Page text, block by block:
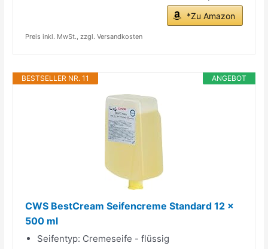
*Zu Amazon
Preis inkl. MwSt., zzgl. Versandkosten
ANGEBOT
BESTSELLER NR. 11
CWS BestCream Seifencreme Standard 12 x
500 ml
Seifentyp: Cremeseife - flüssig